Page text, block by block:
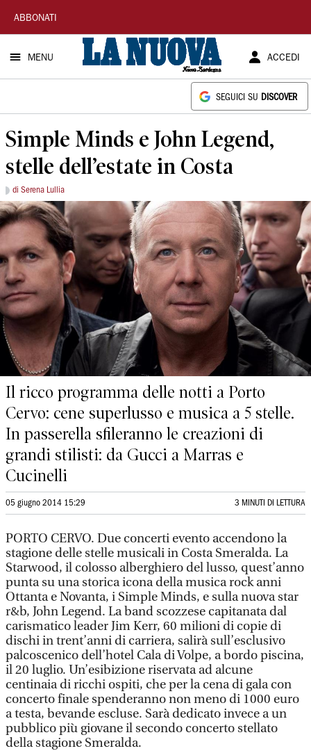
La
Nuova
Sardegna
ABBONATI
MENU ACCEDI
SEGUICI SU DISCOVER
Simple Minds e John Legend,
stelle dell’estate in Costa
di Serena Lullia
Il ricco programma delle notti a Porto
Cervo: cene superlusso e musica a 5 stelle.
In passerella sfileranno le creazioni di
grandi stilisti: da Gucci a Marras e
Cucinelli
05 giugno 2014 15:29 3 MINUTI DI LETTURA
PORTO CERVO. Due concerti evento accendono la
stagione delle stelle musicali in Costa Smeralda. La
Starwood, il colosso alberghiero del lusso, quest’anno
punta su una storica icona della musica rock anni
Ottanta e Novanta, i Simple Minds, e sulla nuova star
r&b, John Legend. La band scozzese capitanata dal
carismatico leader Jim Kerr, 60 milioni di copie di
dischi in trent’anni di carriera, salirà sull’esclusivo
palcoscenico dell’hotel Cala di Volpe, a bordo piscina,
il 20 luglio. Un’esibizione riservata ad alcune
centinaia di ricchi ospiti, che per la cena di gala con
concerto finale spenderanno non meno di 1000 euro
a testa, bevande escluse. Sarà dedicato invece a un
pubblico più giovane il secondo concerto stellato
della stagione Smeralda.